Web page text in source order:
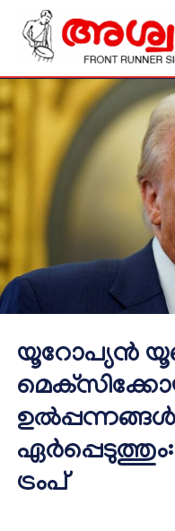
യൂറോപ്യൻ
ട്രംപ്